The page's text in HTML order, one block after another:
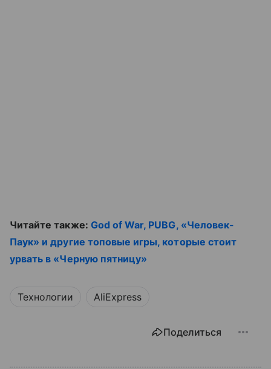
Читайте также: God of War, PUBG, «Человек-
Паук» и другие топовые игры, которые стоит
урвать в «Черную пятницу»
Технологии AliExpress
Поделиться